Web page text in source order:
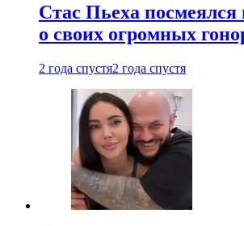
Стас Пьеха посмеялся
о своих огромных
2 года спустя2 года спустя